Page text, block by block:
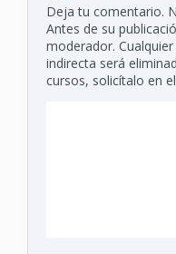
Deja tu comentario.
Antes de su
moderador.
indirecta será
cursos, solicítalo en